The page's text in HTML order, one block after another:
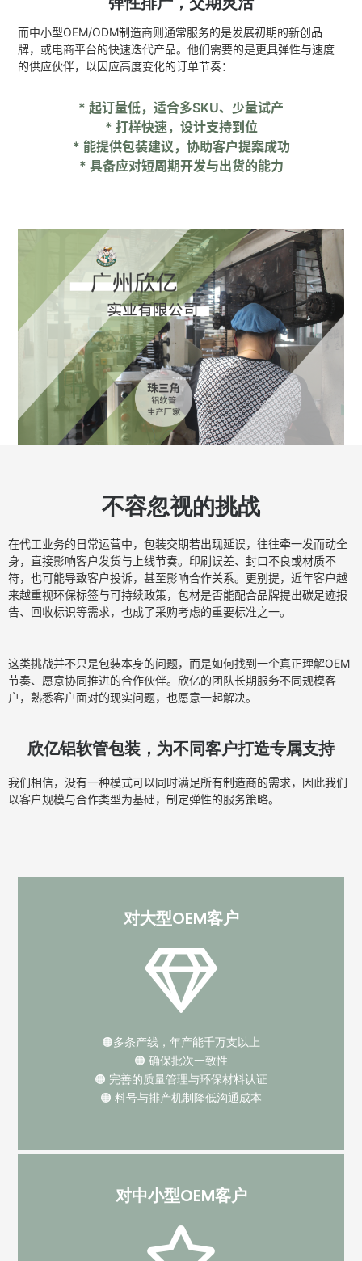
而中小型OEM/ODM制造商则通常服务的是发展初期的新创品
牌，或电商平台的快速迭代产品。他们需要的是更具弹性与速度
的供应伙伴，以因应高度变化的订单节奏：
* 起订量低，适合多SKU、少量试产
* 打样快速，设计支持到位
* 能提供包装建议，协助客户提案成功
* 具备应对短周期开发与出货的能力
不容忽视的挑战
在代工业务的日常运营中，包装交期若出现延误，往往牵一发而动全
身，直接影响客户发货与上线节奏。印刷误差、封口不良或材质不
符，也可能导致客户投诉，甚至影响合作关系。更别提，近年客户越
来越重视环保标签与可持续政策，包材是否能配合品牌提出碳足迹报
告、回收标识等需求，也成了采购考虑的重要标准之一。
这类挑战并不只是包装本身的问题，而是如何找到一个真正理解OEM
节奏、愿意协同推进的合作伙伴。欣亿的团队长期服务不同规模客
户，熟悉客户面对的现实问题，也愿意一起解决。
欣亿铝软管包装，为不同客户打造专属支持
我们相信，没有一种模式可以同时满足所有制造商的需求，因此我们
以客户规模与合作类型为基础，制定弹性的服务策略。
对大型OEM客户
🟠多条产线，年产能千万支以上
🟠 确保批次一致性
🟠 完善的质量管理与环保材料认证
🟠 料号与排产机制降低沟通成本
对中小型OEM客户